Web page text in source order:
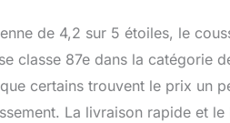
de 4,2 sur 5 étoiles, le
classe 87e dans la catégorie
certains trouvent le prix un
La livraison rapide et